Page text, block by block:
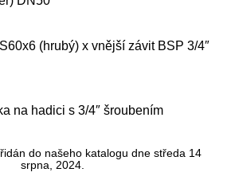
(hrubý) x vnější závit BSP 3/4″
na hadici s 3/4″ šroubením
do našeho katalogu dne středa 14
srpna, 2024.